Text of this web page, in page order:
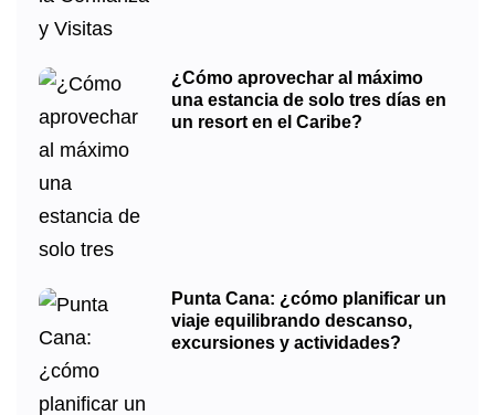
¿Cómo aprovechar al máximo
una estancia de solo tres días en
un resort en el Caribe?
Punta Cana: ¿cómo planificar un
viaje equilibrando descanso,
excursiones y actividades?